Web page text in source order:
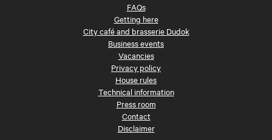
FAQs
Getting here
City café and brasserie Dudok
Business events
Vacancies
Privacy policy
House rules
Technical information
Press room
Contact
Disclaimer